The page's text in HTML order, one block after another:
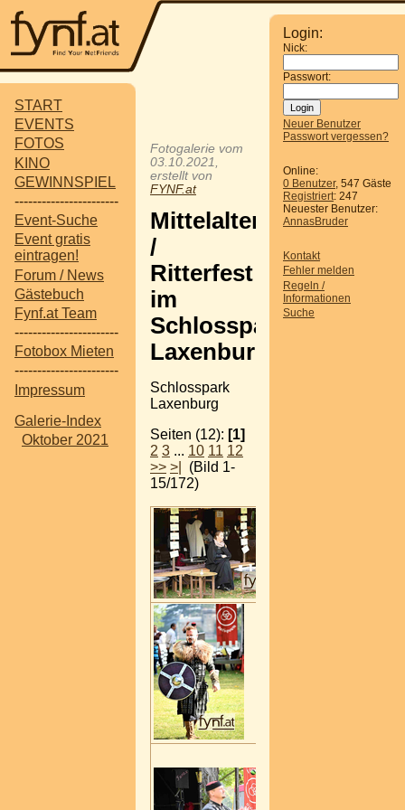
START
EVENTS
FOTOS
KINO
GEWINNSPIEL
-----------------------
Event-Suche
Event gratis
eintragen!
Forum / News
Gästebuch
Fynf.at Team
-----------------------
Fotobox Mieten
-----------------------
Impressum
Galerie-Index
Oktober 2021
Login:
Nick:
Passwort:
Neuer Benutzer
Passwort vergessen?
Online:
0 Benutzer, 547 Gäste
Registriert: 247
Neuester Benutzer:
AnnasBruder
Kontakt
Fehler melden
Regeln /
Informationen
Suche
Fotogalerie vom
03.10.2021,
erstellt von
FYNF.at
Mittelalterfest
/
Ritterfest
im
Schlosspark
Laxenburg
Schlosspark
Laxenburg
Seiten (12): [1]
2 3 ... 10 11 12
>> >|
(Bild 1-
15/172)